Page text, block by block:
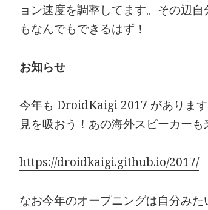
ョン速度を調整してます。その辺
もなんでもできるはず！
お知らせ
今年も DroidKaigi 2017 がありま
見を吸おう！あの海外スピーカーも
https://droidkaigi.github.io/2017/
なお今年のオープニングは自分み